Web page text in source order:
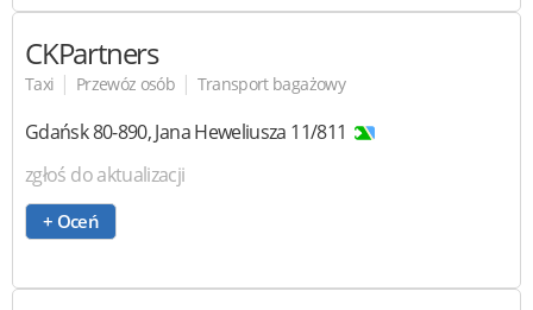
CKPartners
Taxi | Przewóz osób | Transport bagażowy
Gdańsk80-890,Jana Heweliusza 11/811
zgłoś do aktualizacji
+ Oceń